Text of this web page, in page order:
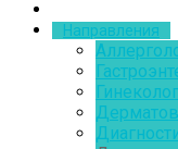
Направления